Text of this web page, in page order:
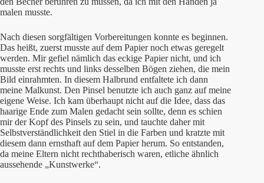
malen musste.
Nach diesen sorgfältigen Vorbereitungen konnte es beginnen.
Das heißt, zuerst musste auf dem Papier noch etwas geregelt
werden. Mir gefiel nämlich das eckige Papier nicht, und ich
musste erst rechts und links desselben Bögen ziehen, die mein
Bild einrahmten. In diesem Halbrund entfaltete ich dann
meine Malkunst. Den Pinsel benutzte ich auch ganz auf meine
eigene Weise. Ich kam überhaupt nicht auf die Idee, dass das
haarige Ende zum Malen gedacht sein sollte, denn es schien
mir der Kopf des Pinsels zu sein, und tauchte daher mit
Selbstverständlichkeit den Stiel in die Farben und kratzte mit
diesem dann ernsthaft auf dem Papier herum. So entstanden,
da meine Eltern nicht rechthaberisch waren, etliche ähnlich
aussehende „Kunstwerke“.